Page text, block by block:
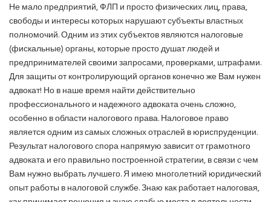
Не мало предприятий, ФЛП и просто физических лиц, права,
свободы и интересы которых нарушают субъекты властных
полномочий. Одним из этих субъектов являются налоговые
(фискальные) органы, которые просто душат людей и
предпринимателей своими запросами, проверками, штрафами.
Для защиты от контролирующий органов конечно же Вам нужен
адвокат! Но в наше время найти действительно
профессионального и надежного адвоката очень сложно,
особенно в области налогового права. Налоговое право
является одним из самых сложных отраслей в юриспруденции.
Результат налогового спора напрямую зависит от грамотного
адвоката и его правильно построенной стратегии, в связи с чем
Вам нужно выбрать лучшего. Я имею многолетний юридический
опыт работы в налоговой службе. Знаю как работает налоговая,